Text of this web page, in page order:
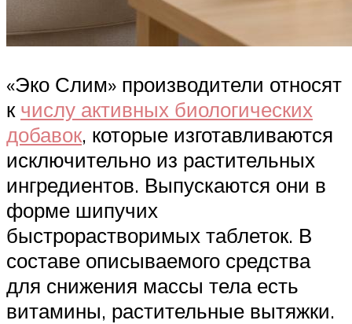
«Эко Слим» производители относят
к числу активных биологических
добавок, которые изготавливаются
исключительно из растительных
ингредиентов. Выпускаются они в
форме шипучих
быстрорастворимых таблеток. В
составе описываемого средства
для снижения массы тела есть
витамины, растительные вытяжки.